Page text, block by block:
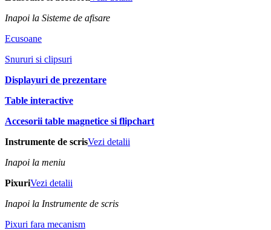
Inapoi la Sisteme de afisare
Ecusoane
Snururi si clipsuri
Displayuri de prezentare
Table interactive
Accesorii table magnetice si flipchart
Instrumente de scrisVezi detalii
Inapoi la meniu
PixuriVezi detalii
Inapoi la Instrumente de scris
Pixuri fara mecanism